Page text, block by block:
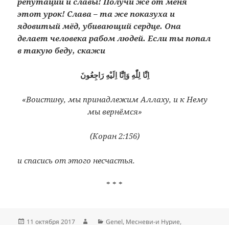
этот урок! Слава – та же показуха и
ядовитый мёд, убивающий сердце. Она
делает человека рабом людей. Если ты попал
в такую беду, скажи
اِنَّا لِلّٰهِ وَاِنَّٓا اِلَيْهِ رَاجِعُونَ
«Воистину, мы принадлежим Аллаху, и к Нему
мы вернёмся»
(Коран 2:156)
и спасись от этого несчастья.
* * *
Опубликовано
11 октября 2017 АвторРубрики
Genel, Месневи-и Нурие,